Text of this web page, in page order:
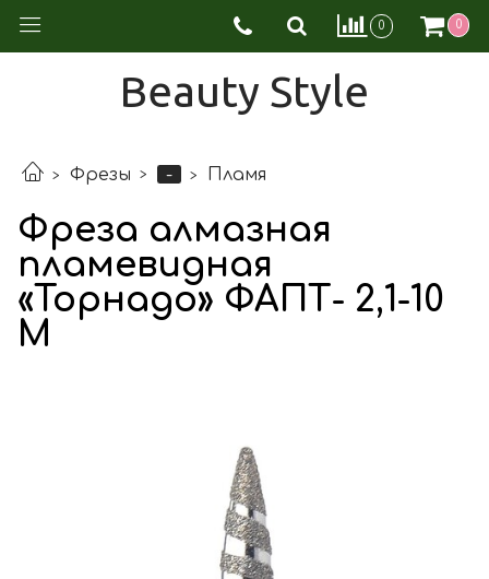
0 0
Beauty Style
Фрезы - Пламя
Фреза алмазная
пламевидная
«Торнадо» ФАПТ- 2,1-10
М